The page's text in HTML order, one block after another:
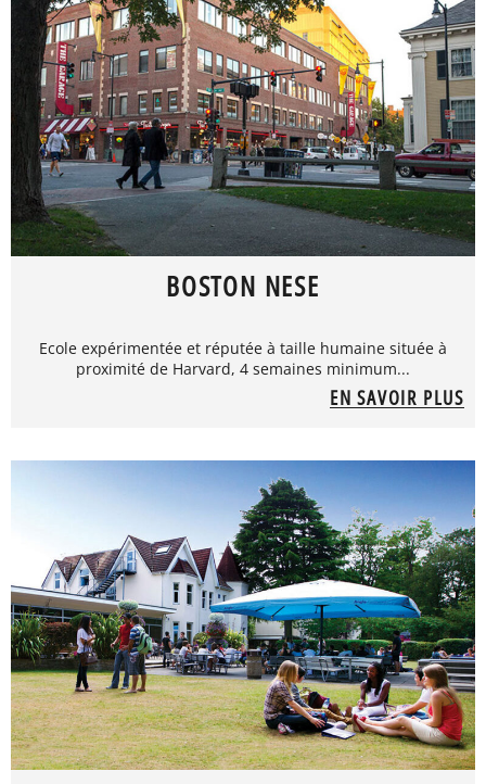
BOSTON NESE
Ecole expérimentée et réputée à taille humaine située à
proximité de Harvard, 4 semaines minimum...
EN SAVOIR PLUS